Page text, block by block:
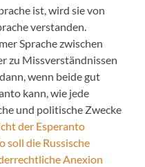
ist, wird sie von
verstanden.
Sprache zwischen
zu Missverständnissen
wenn beide gut
kann, wie jede
und politische Zwecke
der Esperanto
soll die Russische
Anexion